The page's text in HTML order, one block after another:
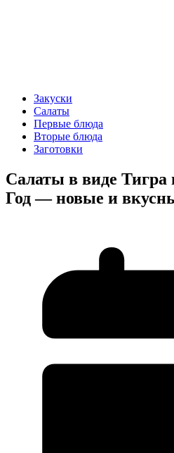
Закуски
Салаты
Первые блюда
Вторые блюда
Заготовки
Салаты в виде
Год — новые и